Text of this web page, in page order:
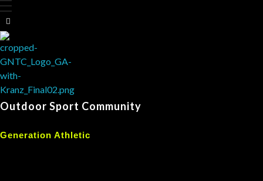
Outdoor Sport Community
Generation Athletic